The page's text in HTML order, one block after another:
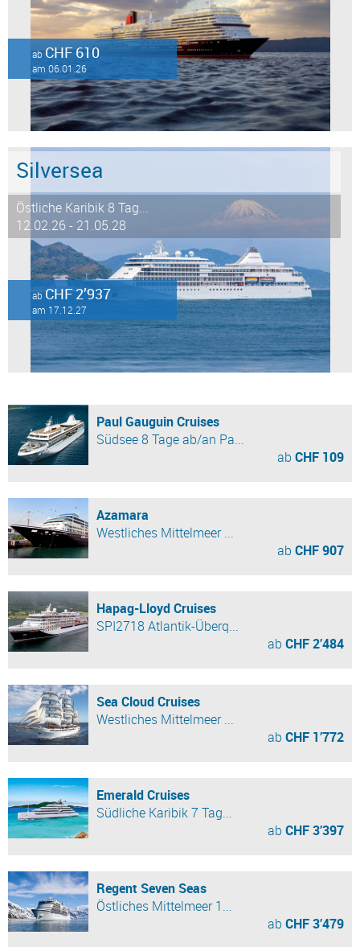
abCHF 610
am 06.01.26
Silversea
Östliche Karibik 8 Tag...
12.02.26 - 21.05.28
abCHF 2’937
am 17.12.27
Paul Gauguin Cruises
Südsee 8 Tage ab/an Pa...
ab CHF 109
Azamara
Westliches Mittelmeer ...
ab CHF 907
Hapag-Lloyd Cruises
SPI2718 Atlantik-Überq...
ab CHF 2’484
Sea Cloud Cruises
Westliches Mittelmeer ...
ab CHF 1’772
Emerald Cruises
Südliche Karibik 7 Tag...
ab CHF 3’397
Regent Seven Seas
Östliches Mittelmeer 1...
ab CHF 3’479